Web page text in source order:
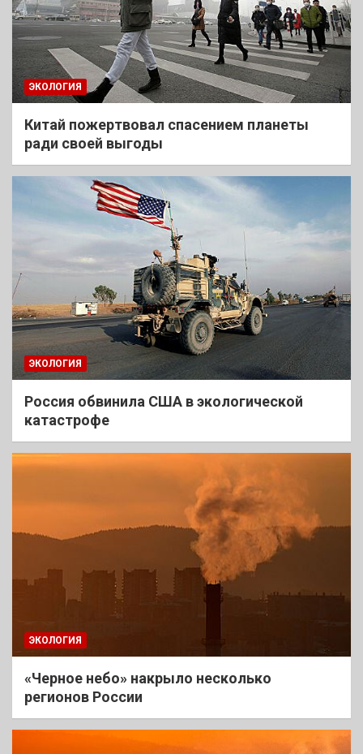
ЭКОЛОГИЯ
Китай пожертвовал спасением планеты
ради своей выгоды
ЭКОЛОГИЯ
Россия обвинила США в экологической
катастрофе
ЭКОЛОГИЯ
«Черное небо» накрыло несколько
регионов России